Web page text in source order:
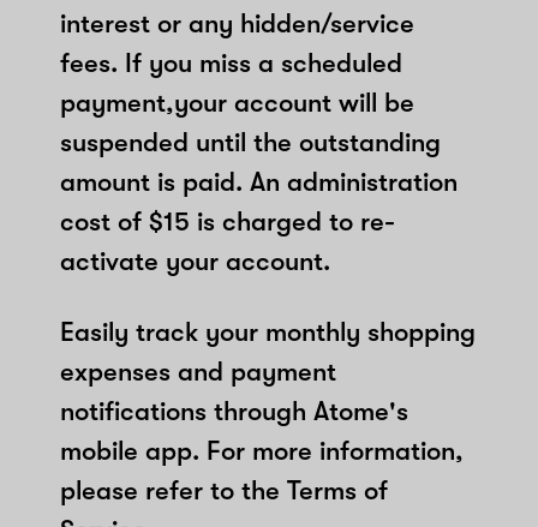
interest or any hidden/service
fees. If you miss a scheduled
payment,your account will be
suspended until the outstanding
amount is paid. An administration
cost of $15 is charged to re-
activate your account.
Easily track your monthly shopping
expenses and payment
notifications through Atome's
mobile app. For more information,
please refer to the Terms of